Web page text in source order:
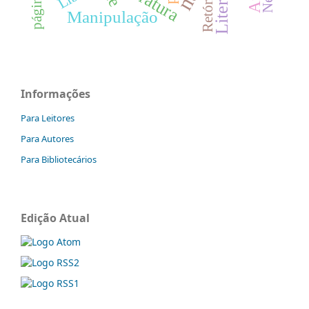
Manipulação
Informações
Para Leitores
Para Autores
Para Bibliotecários
Edição Atual